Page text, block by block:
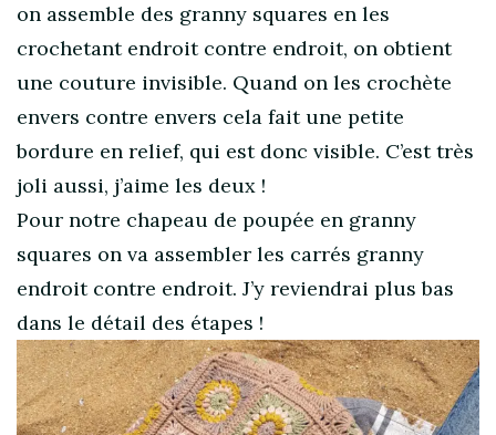
on assemble des granny squares en les
crochetant endroit contre endroit, on obtient
une couture invisible. Quand on les crochète
envers contre envers cela fait une petite
bordure en relief, qui est donc visible. C’est très
joli aussi, j’aime les deux !
Pour notre chapeau de poupée en granny
squares on va assembler les carrés granny
endroit contre endroit. J’y reviendrai plus bas
dans le détail des étapes !